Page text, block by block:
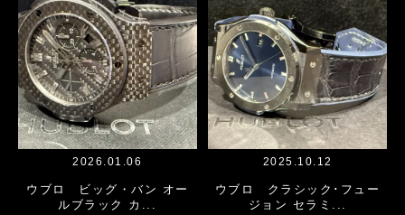
2026.01.06
ウブロ ビッグ・バン オー
ルブラック カ...
2025.10.12
ウブロ クラシック･フュー
ジョン セラミ...